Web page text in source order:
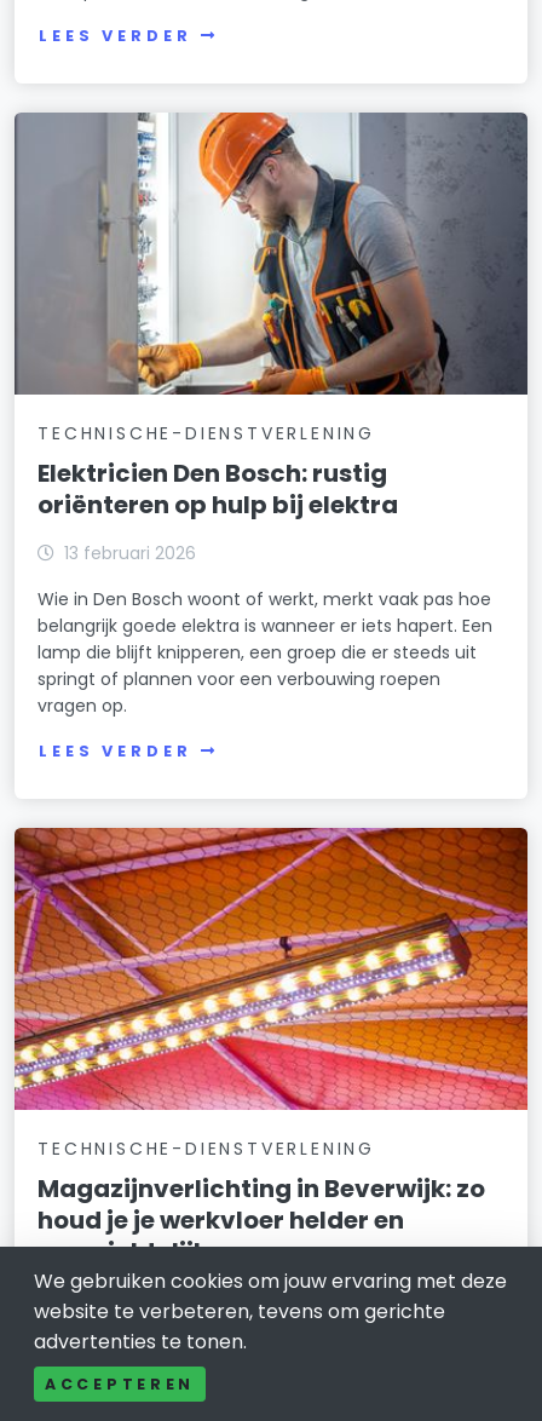
LEES VERDER
TECHNISCHE-DIENSTVERLENING
Elektricien Den Bosch: rustig
oriënteren op hulp bij elektra
13 februari 2026
Wie in Den Bosch woont of werkt, merkt vaak pas hoe
belangrijk goede elektra is wanneer er iets hapert. Een
lamp die blijft knipperen, een groep die er steeds uit
springt of plannen voor een verbouwing roepen
vragen op.
LEES VERDER
TECHNISCHE-DIENSTVERLENING
Magazijnverlichting in Beverwijk: zo
houd je je werkvloer helder en
overzichtelijk
9 februari 2026
Heb je een magazijn in Beverwijk en merk je dat het
licht niet overal “meewerkt”? Denk aan donkere
gangpaden, schaduw bij stellingen of werkplekken
We gebruiken cookies om jouw ervaring met deze
website te verbeteren, tevens om gerichte
advertenties te tonen.
ACCEPTEREN